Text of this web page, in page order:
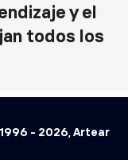
y el
todos los
- 2026, Artear